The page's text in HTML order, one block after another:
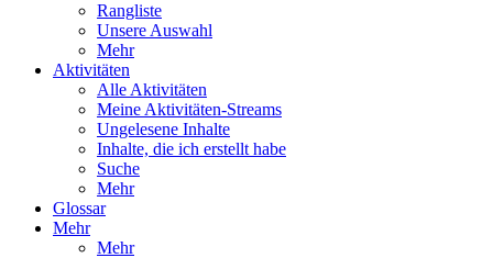
Rangliste
Unsere Auswahl
Mehr
Aktivitäten
Alle Aktivitäten
Meine Aktivitäten-Streams
Ungelesene Inhalte
Inhalte, die ich erstellt habe
Suche
Mehr
Glossar
Mehr
Mehr